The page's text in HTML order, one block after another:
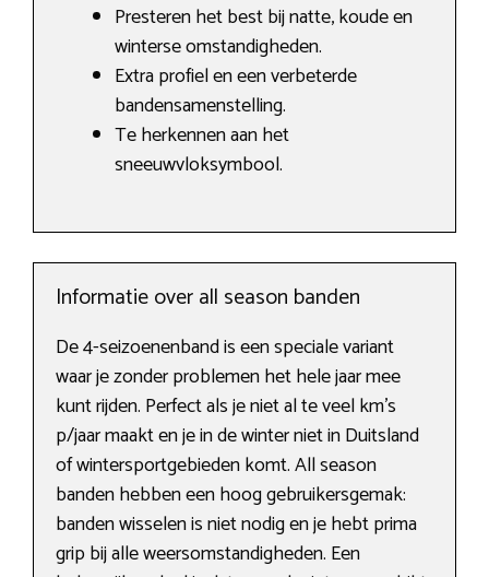
Presteren het best bij natte, koude en
winterse omstandigheden.
Extra profiel en een verbeterde
bandensamenstelling.
Te herkennen aan het
sneeuwvloksymbool.
Informatie over all season banden
De 4-seizoenenband is een speciale variant
waar je zonder problemen het hele jaar mee
kunt rijden. Perfect als je niet al te veel km’s
p/jaar maakt en je in de winter niet in Duitsland
of wintersportgebieden komt. All season
banden hebben een hoog gebruikersgemak:
banden wisselen is niet nodig en je hebt prima
grip bij alle weersomstandigheden. Een